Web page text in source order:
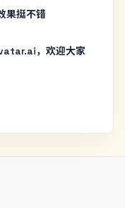
果挺不错
，欢迎大家